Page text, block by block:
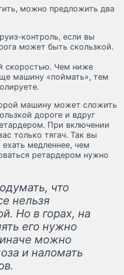
можно предложить два
контроль, если вы
может быть скользкой.
скоростью. Чем ниже
машину «поймать», тем
машину может сложить
дороге и вдруг
При включении
только тягач. Так вы
ехать медленнее, чем
ретардером нужно
что
нельзя
Но в горах, на
его нужно
можно
и наломать